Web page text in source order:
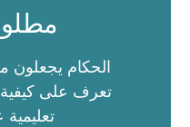
تعرف على كيفية
تعليمية